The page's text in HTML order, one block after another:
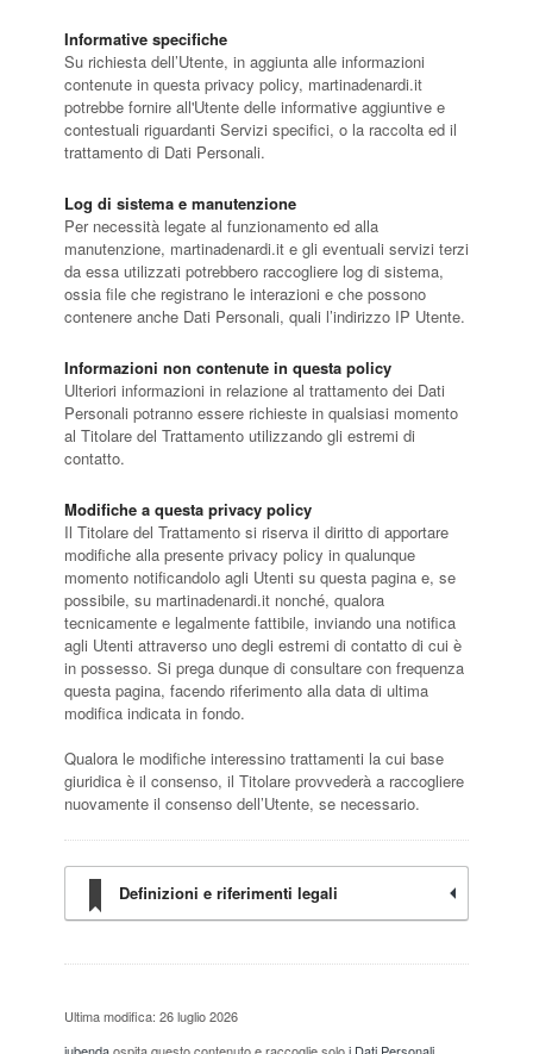
Informative specifiche
Su richiesta dell’Utente, in aggiunta alle informazioni
contenute in questa privacy policy, martinadenardi.it
potrebbe fornire all'Utente delle informative aggiuntive e
contestuali riguardanti Servizi specifici, o la raccolta ed il
trattamento di Dati Personali.
Log di sistema e manutenzione
Per necessità legate al funzionamento ed alla
manutenzione, martinadenardi.it e gli eventuali servizi terzi
da essa utilizzati potrebbero raccogliere log di sistema,
ossia file che registrano le interazioni e che possono
contenere anche Dati Personali, quali l’indirizzo IP Utente.
Informazioni non contenute in questa policy
Ulteriori informazioni in relazione al trattamento dei Dati
Personali potranno essere richieste in qualsiasi momento
al Titolare del Trattamento utilizzando gli estremi di
contatto.
Modifiche a questa privacy policy
Il Titolare del Trattamento si riserva il diritto di apportare
modifiche alla presente privacy policy in qualunque
momento notificandolo agli Utenti su questa pagina e, se
possibile, su martinadenardi.it nonché, qualora
tecnicamente e legalmente fattibile, inviando una notifica
agli Utenti attraverso uno degli estremi di contatto di cui è
in possesso. Si prega dunque di consultare con frequenza
questa pagina, facendo riferimento alla data di ultima
modifica indicata in fondo.
Qualora le modifiche interessino trattamenti la cui base
giuridica è il consenso, il Titolare provvederà a raccogliere
nuovamente il consenso dell’Utente, se necessario.
Definizioni e riferimenti legali
Ultima modifica: 26 luglio 2026